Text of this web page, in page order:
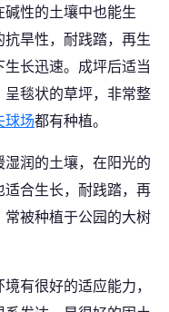
性的土壤中也能生
旱性，耐践踏，再生
长迅速。成坪后适当
毯状的草坪，非常整
球场都有种植。
润的土壤，在阳光的
合生长，耐践踏，再
被种植于公园的大树
有很好的适应能力，